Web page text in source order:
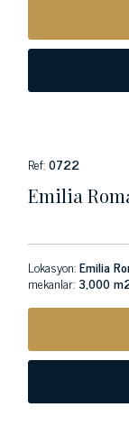
Ref:0722
Emilia
Lokasyon:Emilia
mekanlar:3,000